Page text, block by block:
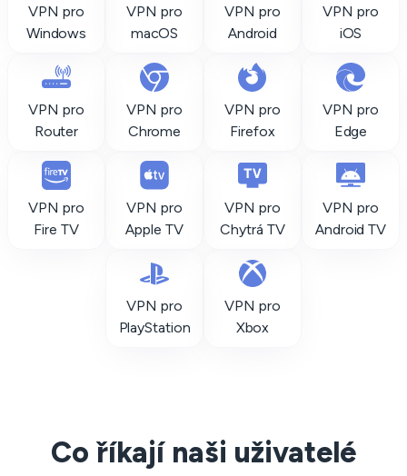
VPN pro
Windows
VPN pro
macOS
VPN pro
Android
VPN pro
iOS
VPN pro
Router
VPN pro
Chrome
VPN pro
Firefox
VPN pro
Edge
VPN pro
Fire TV
VPN pro
Apple TV
VPN pro
Chytrá TV
VPN pro
Android TV
VPN pro
PlayStation
VPN pro
Xbox
Co říkají naši uživatelé